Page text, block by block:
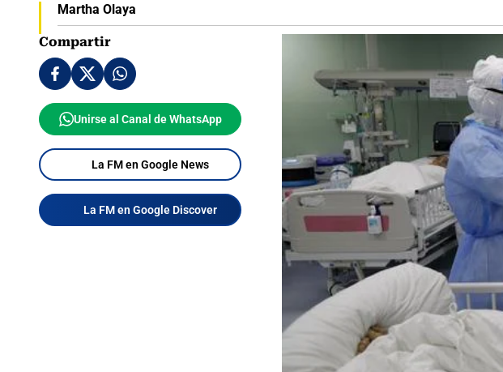
Martha Olaya
Compartir
Unirse al Canal de WhatsApp
La FM en Google News
La FM en Google Discover